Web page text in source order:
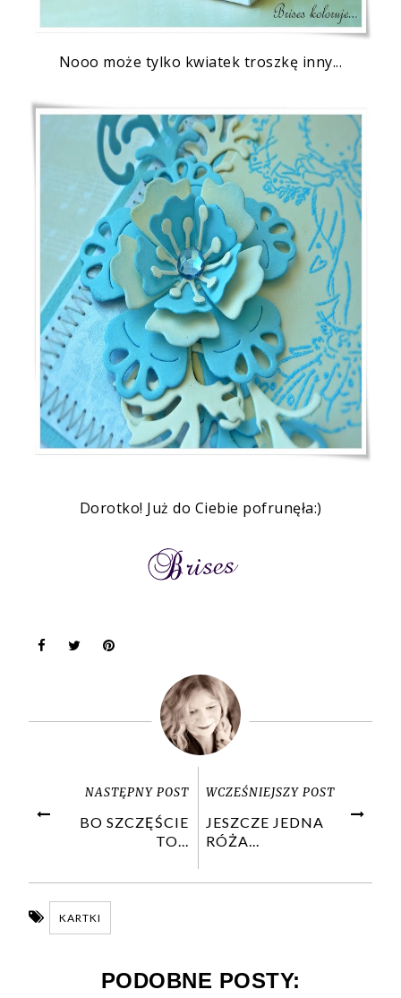
Nooo może tylko kwiatek troszkę inny...
Dorotko! Już do Ciebie pofrunęła:)
NASTĘPNY POST
BO SZCZĘŚCIE
TO...
WCZEŚNIEJSZY POST
JESZCZE JEDNA
RÓŻA...
KARTKI
PODOBNE POSTY: